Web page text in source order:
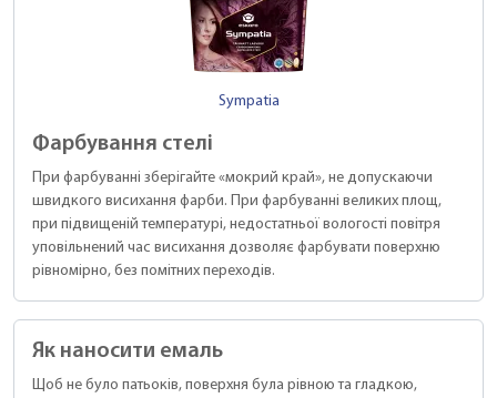
Sympatia
Фарбування стелі
При фарбуванні зберігайте «мокрий край», не допускаючи
швидкого висихання фарби. При фарбуванні великих площ,
при підвищеній температурі, недостатньої вологості повітря
уповільнений час висихання дозволяє фарбувати поверхню
рівномірно, без помітних переходів.
Як наносити емаль
Щоб не було патьоків, поверхня була рівною та гладкою,